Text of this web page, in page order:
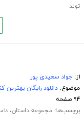
تولد
از:جواد سعیدی پور
موضوع:دانلود رایگان
۹۴ صفحه
برچسب‌ها: مجموعه داستان،